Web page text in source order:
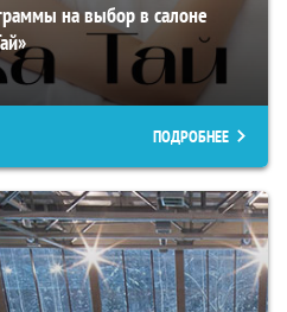
на выбор в салоне
ПОДРОБНЕЕ